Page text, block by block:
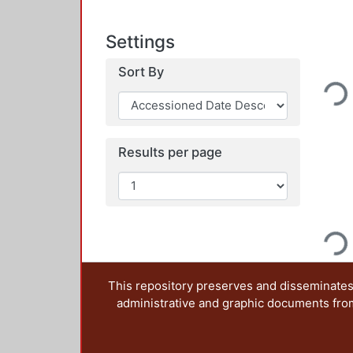
Settings
Sort By
Results per page
Loading...
Loading...
This repository preserves and
administrative and graphic documents